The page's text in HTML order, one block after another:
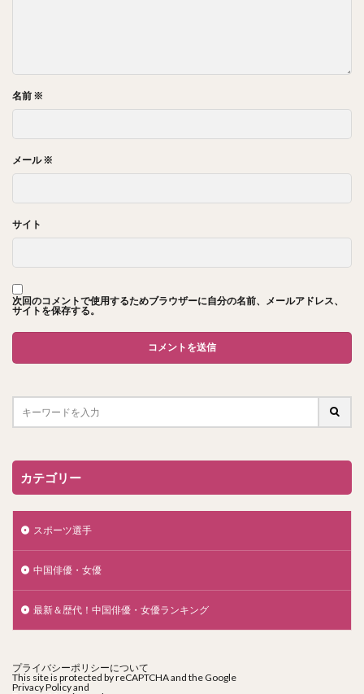
名前 ※
メール※
サイト
次回のコメントで使用するためブラウザーに自分の名前、メールアドレス、
サイトを保存する。
カテゴリー
スポーツ選手
中国俳優・女優
最新＆歴代！中国俳優・女優ランキング
プライバシーポリシーについて
This site is protected by reCAPTCHA and the Google
Privacy Policyand